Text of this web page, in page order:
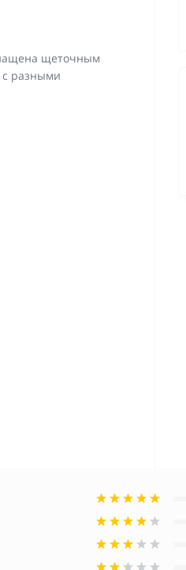
щеточным
с разными